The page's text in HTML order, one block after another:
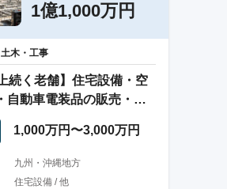
1億1,000万円
木・工事
続く老舗】住宅設備・空
自動車電装品の販売・修
1,000万円〜3,000万円
九州・沖縄地方
住宅設備 / 他